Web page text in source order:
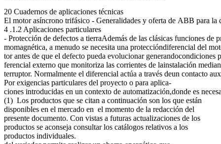
20 Cuadernos de aplicaciones técnicas
El motor asíncrono trifásico - Generalidades y oferta de ABB para la
4 .1.2 Aplicaciones particulares
- Protección de defectos a tierraAdemás de las clásicas funciones de
momagnética, a menudo se necesita una proteccióndiferencial del
tor antes de que el defecto pueda evolucionar
ferencial externo que monitoriza las corrientes de lainstalación
terruptor. Normalmente el diferencial actúa a través deun contacto
Por exigencias particulares del proyecto o para aplica-
ciones introducidas en un contexto de automatización,donde es
(1) Los productos que se citan a continuación son los que están
disponibles en el mercado en el momento de la redacción del
presente documento. Con vistas a futuras actualizaciones de los
productos se aconseja consultar los catálogos relativos a los
productos individuales.